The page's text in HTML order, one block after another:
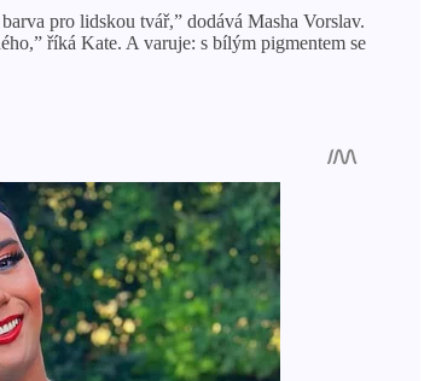
pro lidskou tvář,” dodává Masha Vorslav.
říká Kate. A varuje: s bílým pigmentem se